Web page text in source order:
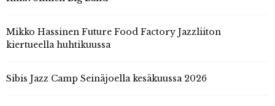
Mikko Hassinen Future Food Factory Jazzliiton
kiertueella huhtikuussa
Sibis Jazz Camp Seinäjoella kesäkuussa 2026